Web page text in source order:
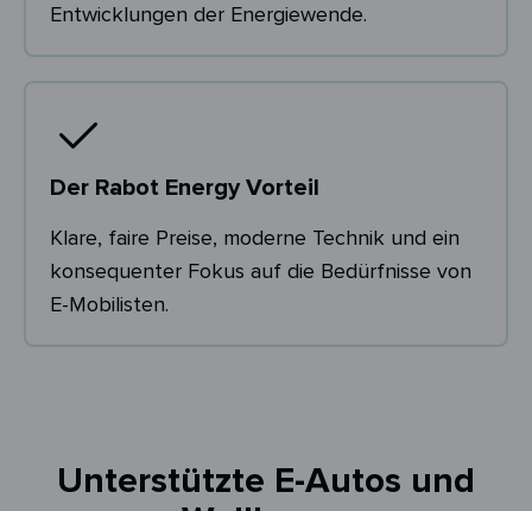
Entwicklungen der Energiewende.
Der Rabot Energy Vorteil
Klare, faire Preise, moderne Technik und ein
konsequenter Fokus auf die Bedürfnisse von
E-Mobilisten.
Unterstützte E-Autos und